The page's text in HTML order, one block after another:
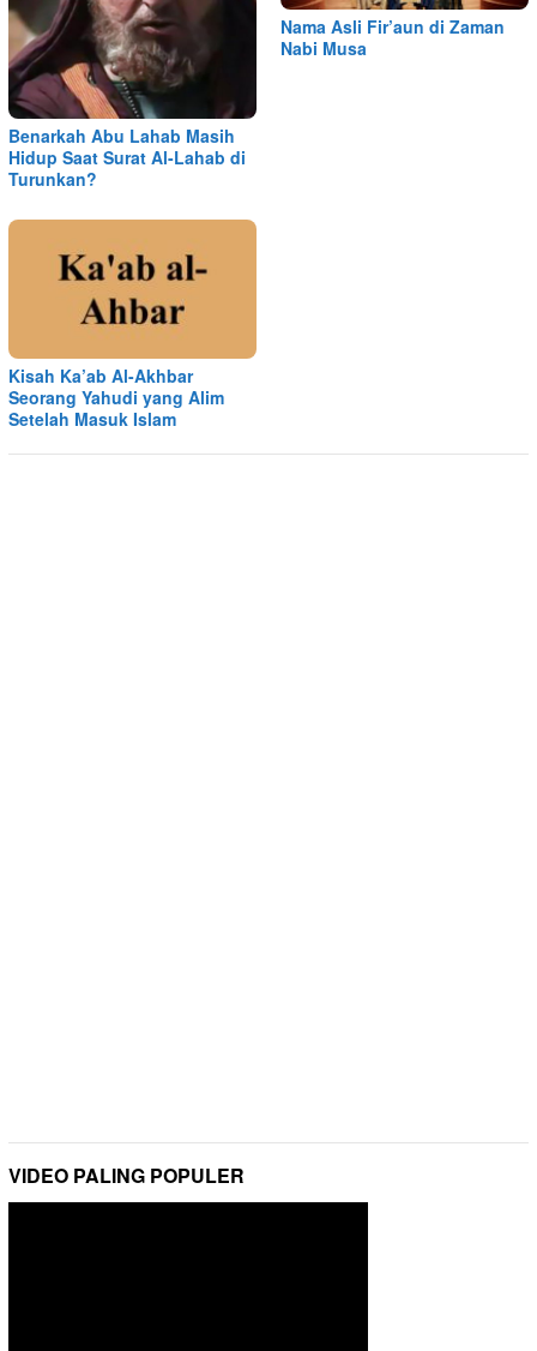
Benarkah Abu Lahab Masih
Hidup Saat Surat Al-Lahab di
Turunkan?
Nama Asli Fir’aun di Zaman
Nabi Musa
Kisah Ka’ab Al-Akhbar
Seorang Yahudi yang Alim
Setelah Masuk Islam
VIDEO PALING POPULER